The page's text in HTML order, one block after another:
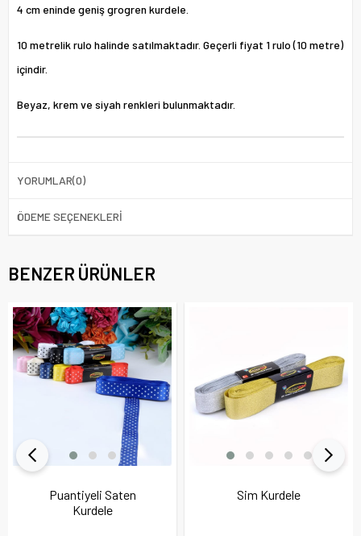
4 cm eninde geniş grogren kurdele.
10 metrelik rulo halinde satılmaktadır. Geçerli fiyat 1 rulo (10 metre)
içindir.
Beyaz, krem ve siyah renkleri bulunmaktadır.
YORUMLAR(0)
ÖDEME SEÇENEKLERI
BENZER ÜRÜNLER
Puantiyeli Saten
Kurdele
Sim Kurdele